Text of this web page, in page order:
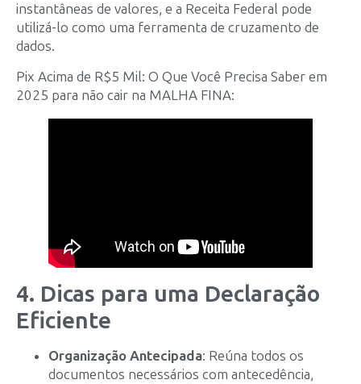
instantâneas de valores, e a Receita Federal pode
utilizá-lo como uma ferramenta de cruzamento de
dados.
Pix Acima de R$5 Mil: O Que Você Precisa Saber em
2025 para não cair na MALHA FINA:
4. Dicas para uma Declaração
Eficiente
Organização Antecipada: Reúna todos os
documentos necessários com antecedência,